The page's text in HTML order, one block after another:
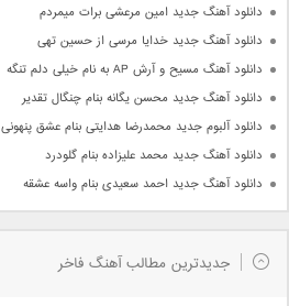
دانلود آهنگ جدید امین مرعشی برات میمردم
دانلود آهنگ جدید خدایا مرسی از حسین تهی
دانلود آهنگ مسیح و آرش AP به نام خیلی دلم تنگه
دانلود آهنگ جدید محسن یگانه بنام چنگال تقدیر
دانلود آلبوم جدید محمدرضا هدایتی بنام عشق پنهونی
دانلود آهنگ جدید محمد علیزاده بنام گلودرد
دانلود آهنگ جدید احمد سعیدی بنام واسه عشقه
جدیدترین مطالب آهنگ فاخر